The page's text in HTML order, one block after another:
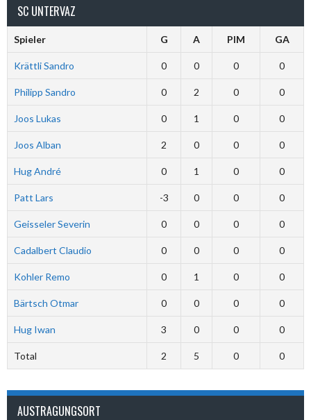
SC UNTERVAZ
Spieler G A PIM GA
Krättli Sandro 0 0 0 0
Philipp Sandro 0 2 0 0
Joos Lukas 0 1 0 0
Joos Alban 2 0 0 0
Hug André 0 1 0 0
Patt Lars -3 0 0 0
Geisseler Severin 0 0 0 0
Cadalbert Claudio 0 0 0 0
Kohler Remo 0 1 0 0
Bärtsch Otmar 0 0 0 0
Hug Iwan 3 0 0 0
Total 2 5 0 0
AUSTRAGUNGSORT